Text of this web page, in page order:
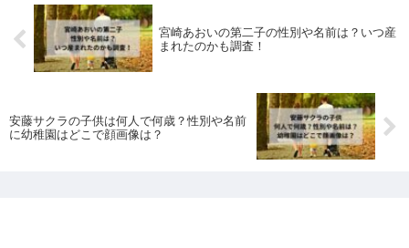
宮崎あおいの第二子の性別や名前は？いつ産
まれたのかも調査！
安藤サクラの子供は何人で何歳？性別や名前
に幼稚園はどこで顔画像は？